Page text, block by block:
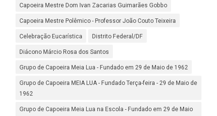
Capoeira Mestre Dom Ivan Zacarias Guimarães Gobbo
Capoeira Mestre Polêmico - Professor João Couto Teixeira
Celebração Eucarística Distrito Federal/DF
Diácono Márcio Rosa dos Santos
Grupo de Capoeira Meia Lua - Fundado em 29 de Maio de 1962
Grupo de Capoeira MEIA LUA - Fundado Terça-feira - 29 de Maio de
1962
Grupo de Capoeira Meia Lua na Escola - Fundado em 29 de Maio